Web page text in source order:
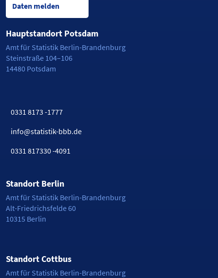
Daten melden
Hauptstandort Potsdam
Amt für Statistik Berlin-Brandenburg
Steinstraße 104–106
14480 Potsdam
0331 8173 -1777
info@statistik-bbb.de
0331 817330 -4091
Standort Berlin
Amt für Statistik Berlin-Brandenburg
Alt-Friedrichsfelde 60
10315 Berlin
Standort Cottbus
Amt für Statistik Berlin-Brandenburg